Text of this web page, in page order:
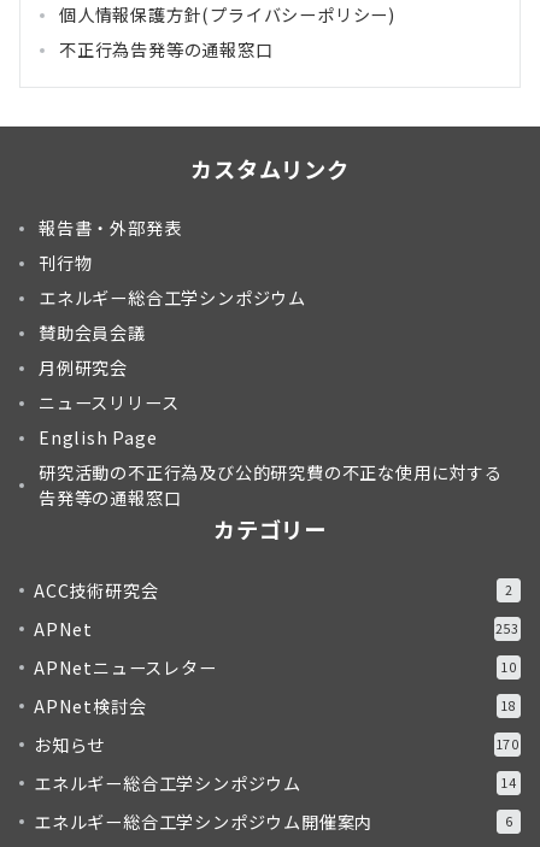
個人情報保護方針(プライバシーポリシー)
不正行為告発等の通報窓口
カスタムリンク
報告書・外部発表
刊行物
エネルギー総合工学シンポジウム
賛助会員会議
月例研究会
ニュースリリース
English Page
研究活動の不正行為及び公的研究費の不正な使用に対する
告発等の通報窓口
カテゴリー
ACC技術研究会 2
APNet 253
APNetニュースレター 10
APNet検討会 18
お知らせ 170
エネルギー総合工学シンポジウム 14
エネルギー総合工学シンポジウム開催案内 6